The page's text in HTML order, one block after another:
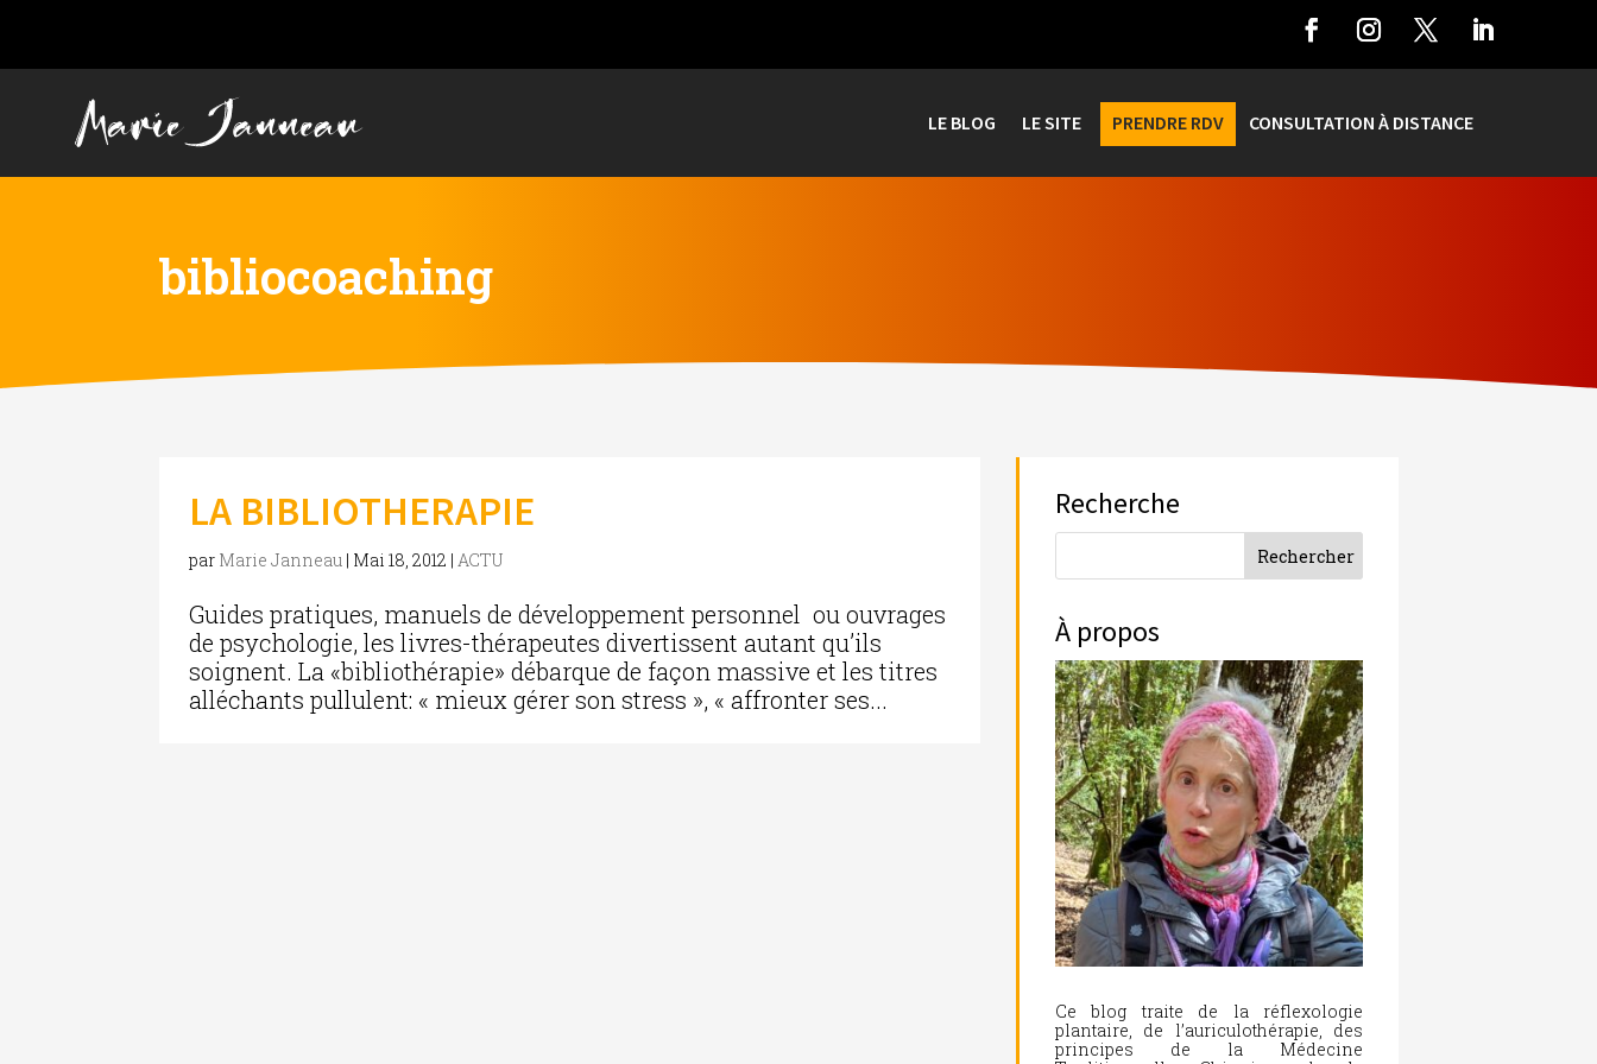
LE BLOG LE SITE PRENDRE RDV CONSULTATION À DISTANCE
bibliocoaching
LA BIBLIOTHERAPIE
par Marie Janneau | Mai 18, 2012 |ACTU
Guides pratiques, manuels de développement personnel ou ouvrages
de psychologie, les livres-thérapeutes divertissent autant qu’ils
soignent. La «bibliothérapie» débarque de façon massive et les titres
alléchants pullulent: « mieux gérer son stress », « affronter ses...
Recherche
À propos
Ce blog traite de la réflexologie
plantaire, de l’auriculothérapie, des
principes de la Médecine